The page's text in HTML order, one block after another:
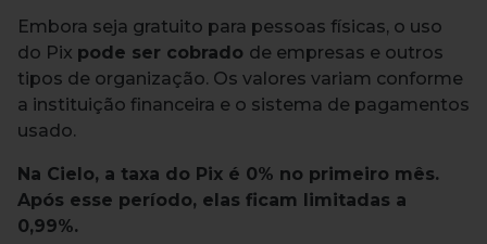
Embora seja gratuito para pessoas físicas, o uso
do Pix pode ser cobrado de empresas e outros
tipos de organização. Os valores variam conforme
a instituição financeira e o sistema de pagamentos
usado.
Na Cielo, a taxa do Pix é 0% no primeiro mês.
Após esse período, elas ficam limitadas a
0,99%.